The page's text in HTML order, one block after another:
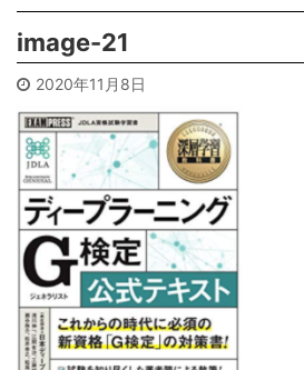
image-21
2020年11月8日